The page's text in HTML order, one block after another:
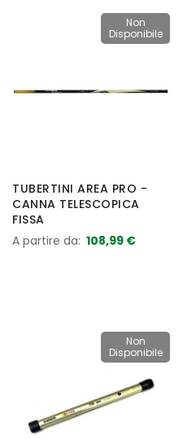
Non
Disponibile
TUBERTINI AREA PRO -
CANNA TELESCOPICA
FISSA
A partire da 108,99 €
Non
Disponibile